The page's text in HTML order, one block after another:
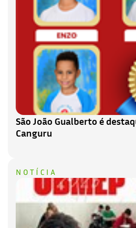
São João Gualberto é
Canguru
NOTÍCIA